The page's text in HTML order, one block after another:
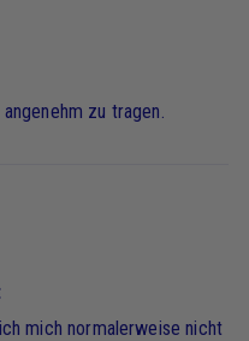
zu tragen.
mich normalerweise nicht